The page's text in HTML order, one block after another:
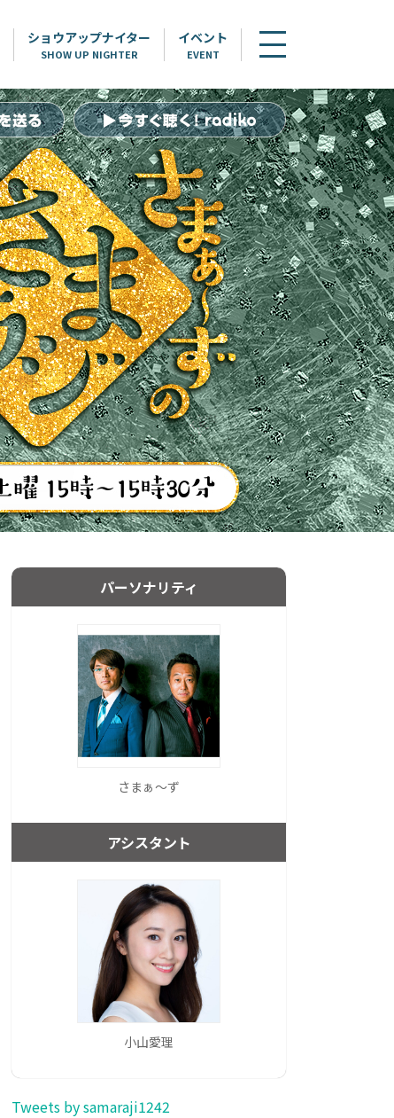
ショウアップナイター
SHOW UP NIGHTER
イベント
EVENT
パーソナリティ
さまぁ～ず
アシスタント
小山愛理
Tweets by samaraji1242